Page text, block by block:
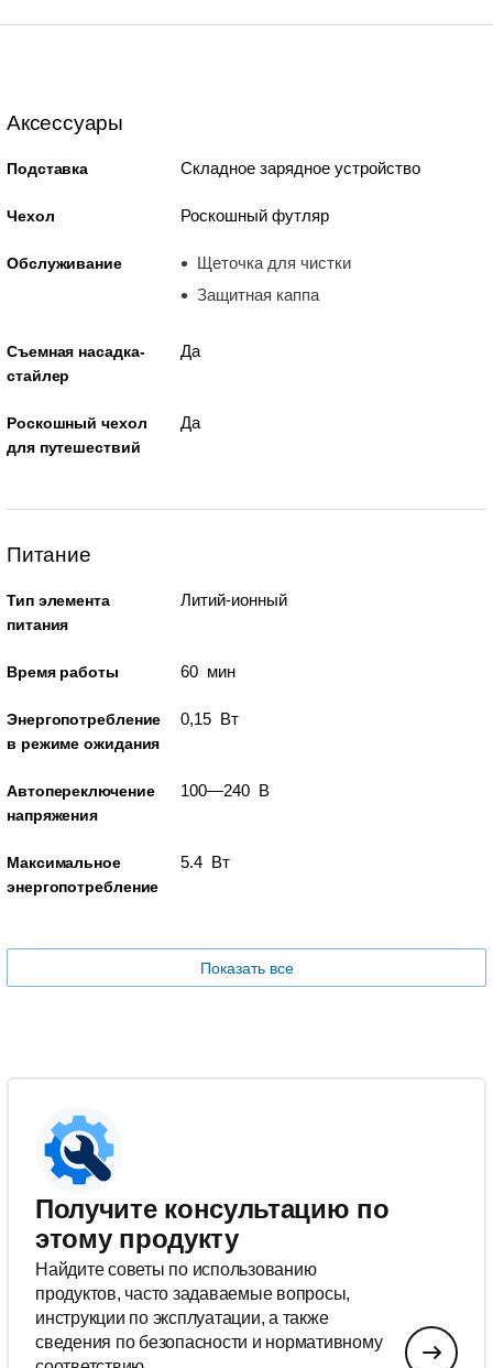
Аксессуары
Подставка Складное зарядное устройство
Чехол Роскошный футляр
Обслуживание
Щеточка для чистки
Защитная каппа
Съемная насадка-
стайлер
Да
Роскошный чехол
для путешествий
Да
Питание
Тип элемента
питания
Литий-ионный
Время работы 60 мин
Энергопотребление
в режиме ожидания
0,15 Вт
Автопереключение
напряжения
100—240 В
Максимальное
энергопотребление
5.4 Вт
Показать все
Получите консультацию по
этому продукту
Найдите советы по использованию
продуктов, часто задаваемые вопросы,
инструкции по эксплуатации, а также
сведения по безопасности и нормативному